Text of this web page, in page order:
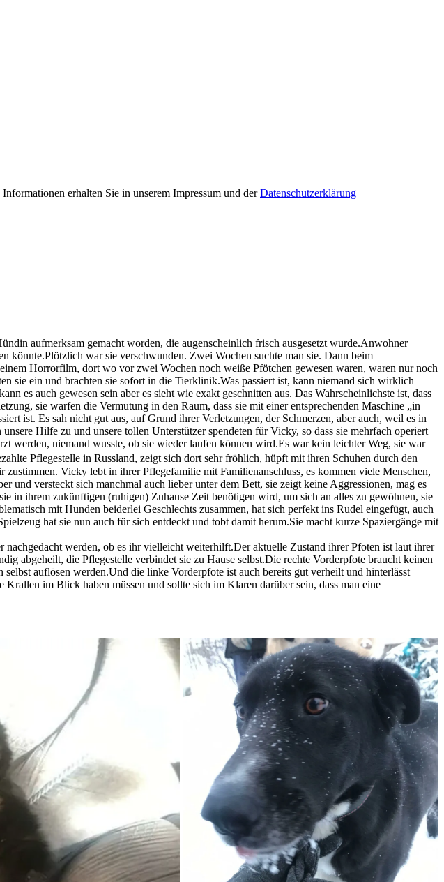
erhalten Sie in unserem Impressum und derDatenschutzerklärung
aufmerksam gemacht worden, die augenscheinlich frisch ausgesetzt wurde.Anwohner
könnte.Plötzlich war sie verschwunden. Zwei Wochen suchte man sie. Dann beim
Horrorfilm, dort wo vor zwei Wochen noch weiße Pfötchen gewesen waren, waren nur noch
sie ein und brachten sie sofort in die Tierklinik.Was passiert ist, kann niemand sich wirklich
es auch gewesen sein aber es sieht wie exakt geschnitten aus. Das Wahrscheinlichste ist, dass
sie warfen die Vermutung in den Raum, dass sie mit einer entsprechenden Maschine „in
ist. Es sah nicht gut aus, auf Grund ihrer Verletzungen, der Schmerzen, aber auch, weil es in
Hilfe zu und unsere tollen Unterstützer spendeten für Vicky, so dass sie mehrfach operiert
werden, niemand wusste, ob sie wieder laufen können wird.Es war kein leichter Weg, sie war
Pflegestelle in Russland, zeigt sich dort sehr fröhlich, hüpft mit ihren Schuhen durch den
Vicky lebt in ihrer Pflegefamilie mit Familienanschluss, es kommen viele Menschen,
versteckt sich manchmal auch lieber unter dem Bett, sie zeigt keine Aggressionen, mag es
in ihrem zukünftigen (ruhigen) Zuhause Zeit benötigen wird, um sich an alles zu gewöhnen, sie
mit Hunden beiderlei Geschlechts zusammen, hat sich perfekt ins Rudel eingefügt, auch
hat sie nun auch für sich entdeckt und tobt damit herum.Sie macht kurze Spaziergänge mit
werden, ob es ihr vielleicht weiterhilft.Der aktuelle Zustand ihrer Pfoten ist laut ihrer
abgeheilt, die Pflegestelle verbindet sie zu Hause selbst.Die rechte Vorderpfote braucht keinen
auflösen werden.Und die linke Vorderpfote ist auch bereits gut verheilt und hinterlässt
im Blick haben müssen und sollte sich im Klaren darüber sein, dass man eine